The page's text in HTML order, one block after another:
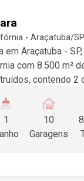
- Araçatuba/SP
em Araçatuba -
com 8.500 m²
contendo 2
e uma área de
2 banheiros
1
10
Garagens